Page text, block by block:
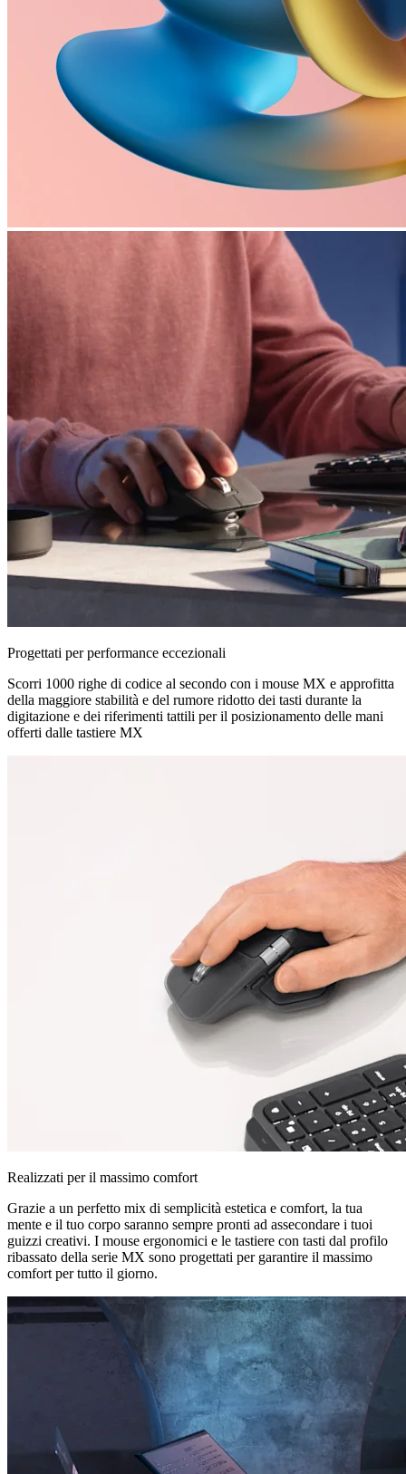
Progettati per performance eccezionali
Scorri 1000 righe di codice al secondo con i mouse MX e approfitta
della maggiore stabilità e del rumore ridotto dei tasti durante la
digitazione e dei riferimenti tattili per il posizionamento delle mani
offerti dalle tastiere MX
Realizzati per il massimo comfort
Grazie a un perfetto mix di semplicità estetica e comfort, la tua
mente e il tuo corpo saranno sempre pronti ad assecondare i tuoi
guizzi creativi. I mouse ergonomici e le tastiere con tasti dal profilo
ribassato della serie MX sono progettati per garantire il massimo
comfort per tutto il giorno.